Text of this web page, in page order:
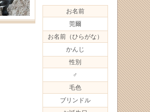
お名前
莞爾
お名前（ひらがな）
かんじ
性別
♂
毛色
ブリンドル